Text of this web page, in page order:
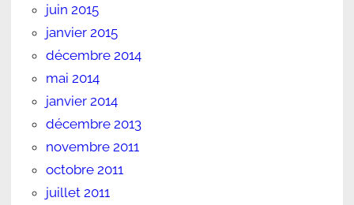
juin 2015
janvier 2015
décembre 2014
mai 2014
janvier 2014
décembre 2013
novembre 2011
octobre 2011
juillet 2011